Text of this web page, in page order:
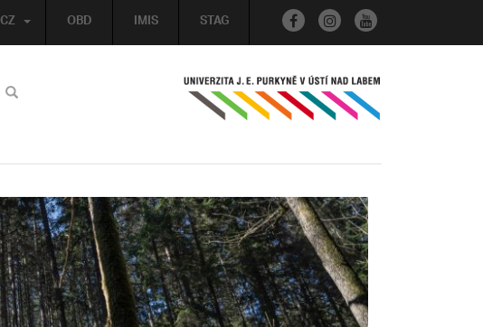
OBD IMIS STAG
CZ